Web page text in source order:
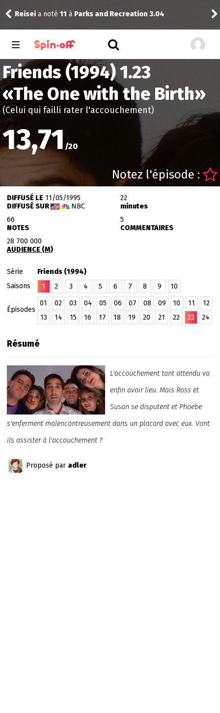
Reisei a noté 11 à Parks and Recreation 3.04
Friends (1994) 1.23
«The One with the Birth»
(Celui qui failli rater l'accouchement)
13,71 /20
Notez l'épisode :
DIFFUSÉ LE11/05/1995
DIFFUSÉ SUR
NBC
22
minutes
66
NOTES
5
COMMENTAIRES
28 700 000
AUDIENCE (M)
Série
Friends (1994)
Saisons
1 2 3 4 5 6 7 8 9 10
Épisodes
01 02 03 04 05 06 07 08 09 10 11
12
13
14 15 16 17 18 19 20 21 22 23 24
Résumé
L'accouchement tant attendu va
enfin avoir lieu. Mais Ross et
Susan se disputent et Phoebe
s'enferment malencontreusement dans un placard avec eux. Vont
ils assister à l'accouchement ?
Proposé par adler